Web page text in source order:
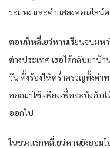
ระแหง และคำแสลงออนไลน์
ตอนที่หลี่เยว่หานเรียนจบมห
ต่างประเทศ เธอได้กลับมาบ้
วัน ทั้งร้องไห้คร่ำครวญทั้งด่า
ออกมาใช้ เพียงเพื่อจะบังคับ
ออกไป
ในช่วงแรกหลี่เยว่หานยังยอม